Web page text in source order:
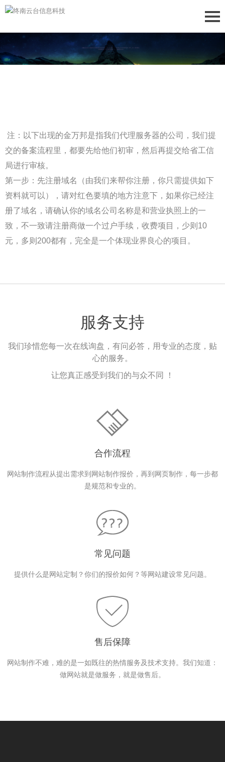
注：以下出现的金万邦是指我们代理服务器的公司，我们提
交的备案流程里，都要先给他们初审，然后再提交给省工信
局进行审核。
第一步：先注册域名（由我们来帮你注册，你只需提供如下
资料就可以），请对红色要填的地方注意下，如果你已经注
册了域名，请确认你的域名公司名称是和营业执照上的一
致，不一致请注册商做一个过户手续，收费项目，少则10
元，多则200都有，完全是一个体现业界良心的项目。
服务支持
我们珍惜您每一次在线询盘，有问必答，用专业的态度，贴
心的服务。
让您真正感受到我们的与众不同 ！
合作流程
网站制作流程从提出需求到网站制作报价，再到网页制作，每一步都
是规范和专业的。
常见问题
提供什么是网站定制？你们的报价如何？等网站建设常见问题。
售后保障
网站制作不难，难的是一如既往的热情服务及技术支持。我们知道：
做网站就是做服务，就是做售后。